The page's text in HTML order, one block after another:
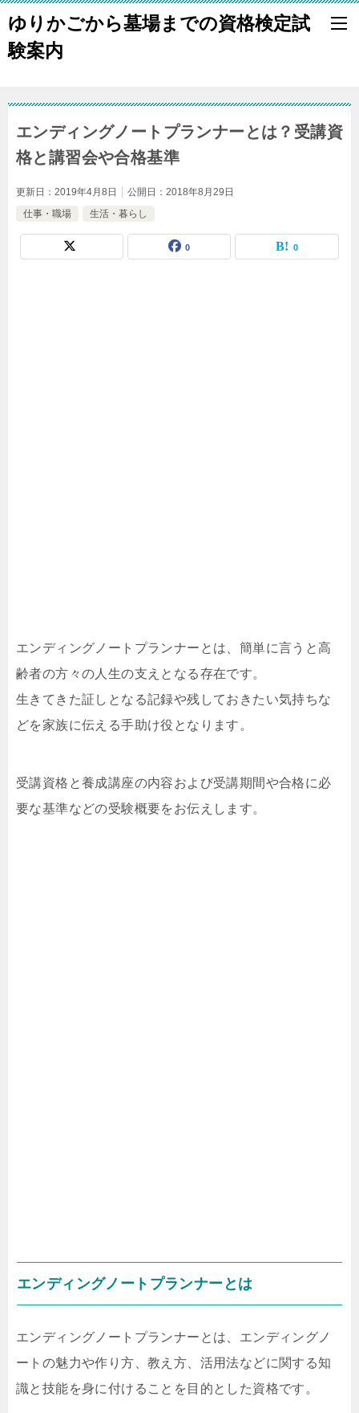
ゆりかごから墓場までの資格検定試
験案内
エンディングノートプランナーとは？受講資
格と講習会や合格基準
更新日： 2019年4月8日 公開日： 2018年8月29日
仕事・職場
生活・暮らし
0 0
エンディングノートプランナーとは、簡単に言うと高
齢者の方々の人生の支えとなる存在です。
生きてきた証しとなる記録や残しておきたい気持ちな
どを家族に伝える手助け役となります。
受講資格と養成講座の内容および受講期間や合格に必
要な基準などの受験概要をお伝えします。
エンディングノートプランナーとは
エンディングノートプランナーとは、エンディングノ
ートの魅力や作り方、教え方、活用法などに関する知
識と技能を身に付けることを目的とした資格です。